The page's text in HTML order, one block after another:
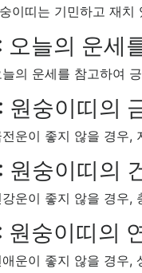
이띠는 기민하고 재
오늘의 운세
의 운세를 참고하여
원숭이띠의
운이 좋지 않을 경우,
원숭이띠의
운이 좋지 않을 경우,
원숭이띠의
운이 좋지 않을 경우,